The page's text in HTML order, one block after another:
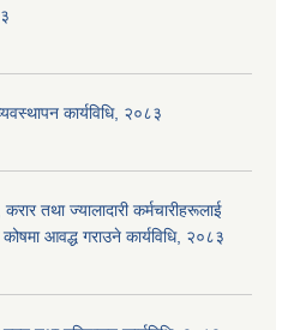
कार्यविधि, २०८३
तथा ज्यालादारी कर्मचारीहरूलाई
आवद्ध गराउने कार्यविधि, २०८३